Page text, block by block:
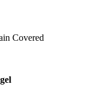
Covered